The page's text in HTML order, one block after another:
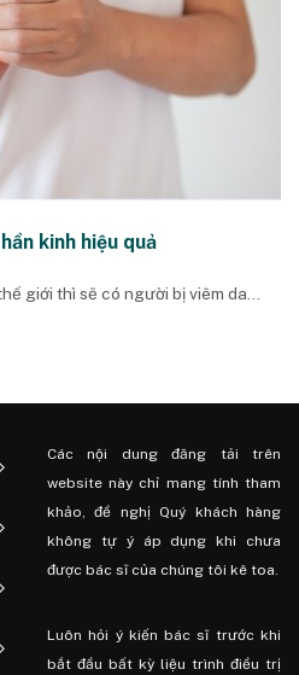
kinh hiệu quả
giới thì sẽ có người bị viêm da...
Các nội dung đăng tải trên
website này chỉ mang tính tham
khảo, đề nghị Quý khách hàng
không tự ý áp dụng khi chưa
được bác sĩ của chúng tôi kê toa.
Luôn hỏi ý kiến ​​bác sĩ trước khi
bắt đầu bất kỳ liệu trình điều trị